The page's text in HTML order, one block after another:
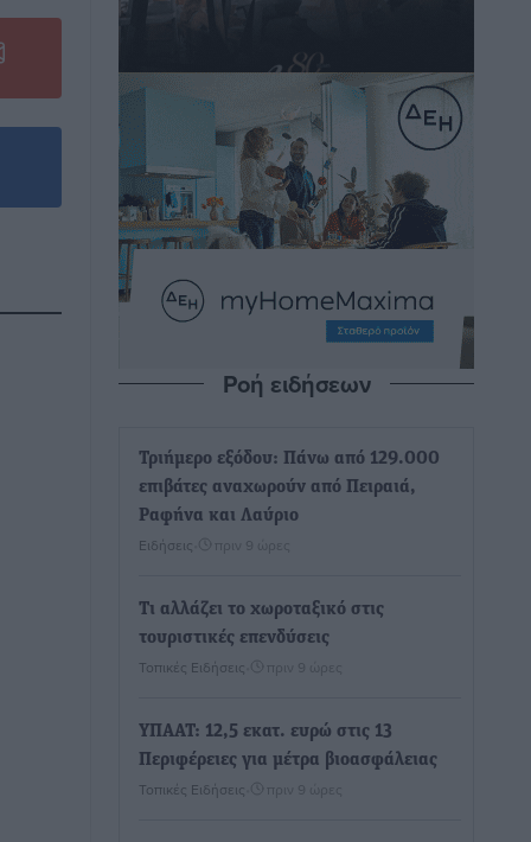
Ροή ειδήσεων
Τριήμερο εξόδου: Πάνω από 129.000
επιβάτες αναχωρούν από Πειραιά,
Ραφήνα και Λαύριο
Ειδήσεις πριν 9 ώρες
Τι αλλάζει το χωροταξικό στις
τουριστικές επενδύσεις
Τοπικές Ειδήσεις πριν 9 ώρες
ΥΠΑΑΤ: 12,5 εκατ. ευρώ στις 13
Περιφέρειες για μέτρα βιοασφάλειας
Τοπικές Ειδήσεις πριν 9 ώρες